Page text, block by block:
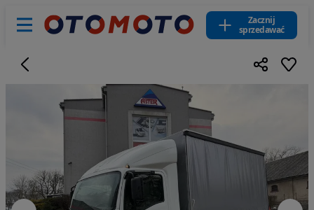
Zacznij
sprzedawać